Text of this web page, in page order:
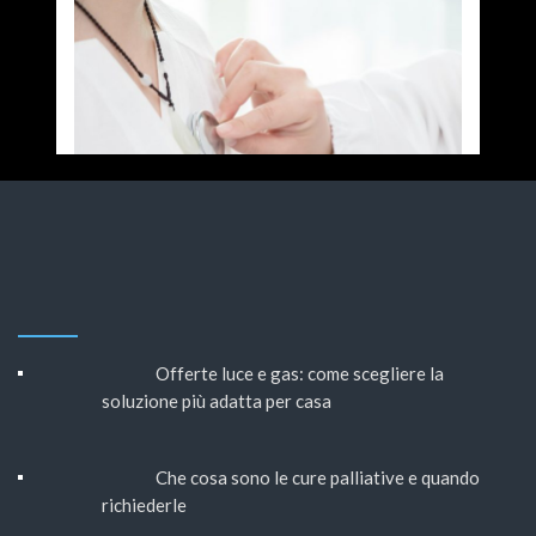
Offerte luce e gas: come scegliere la
soluzione più adatta per casa
Che cosa sono le cure palliative e quando
richiederle